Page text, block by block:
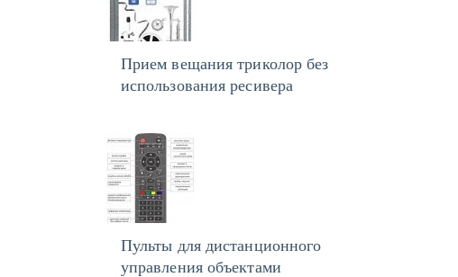
Прием вещания триколор без
использования ресивера
Пульты для дистанционного
управления объектами